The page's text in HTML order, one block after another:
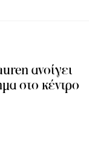
ανοίγει
στο κέντρο